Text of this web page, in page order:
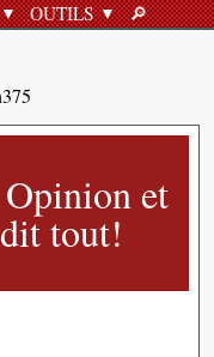
OUTILS 🔎︎
et
tout!